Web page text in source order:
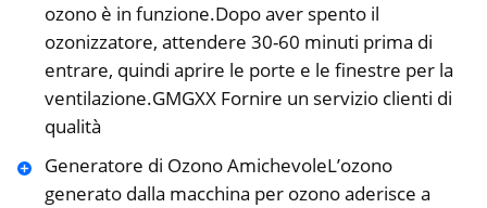
ozono è in funzione.Dopo aver spento il
ozonizzatore, attendere 30-60 minuti prima di
entrare, quindi aprire le porte e le finestre per la
ventilazione.GMGXX Fornire un servizio clienti di
qualità
Generatore di Ozono AmichevoleL’ozono
generato dalla macchina per ozono aderisce a